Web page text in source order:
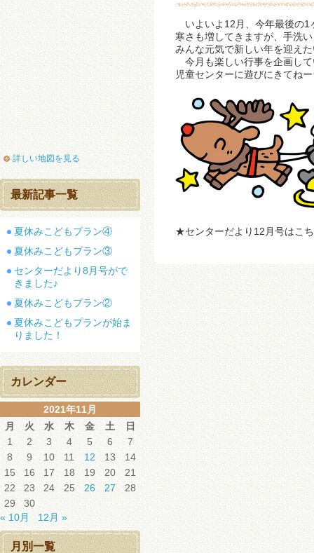
いよいよ12月、今年最後の1
寒さも増してきますが、手洗
みんな元気で新しい年を迎え
今月も楽しい行事を企画し
児童センターに遊びにきてね
★センターだより12月号はこ
詳しい地図を見る
最新記事一覧
夏休みこどもプラン④
夏休みこどもプラン③
センターだより8月号がで
きました♪
夏休みこどもプラン②
夏休みこどもプランが始ま
りました！
カレンダー
2021年11月
月
火 水 木 金 土
日
1
2 3 4 5 6
7
8
9 10 11 12 13
14
15
16 17 18 19 20
21
22
23 24 25 26 27
28
29
30
« 10月
12月 »
月別一覧